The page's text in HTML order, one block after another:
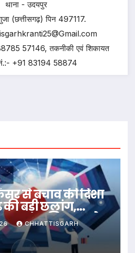
थाना - उदयपुर
(छत्तीसगढ़) पिन 497117.
57146, तकनीकी एवं शिकायत
+91 83194 58874
से बचाव की दिशा
बड़ी छलांग,
अभियान को
जनसमर्थन
CHHATTISGARH